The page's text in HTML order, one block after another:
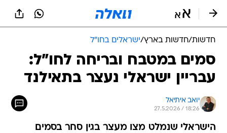
חדשות/חדשות בארץ/ישראלים בחו"ל
סמים במטבח ובריחה לחו"ל:
עבריין ישראלי נעצר בתאילנד
יואב איתיאל
27.5.2026 / 18:26
הישראלי שנמלט מצו מעצר בגין סחר בסמים